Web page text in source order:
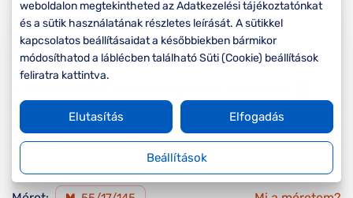
Korábbi ár: 22.000 Ft
Akciós ár: 15.400 Ft
Készleten
Online megvásárolható
weboldalon megtekintheted az Adatkezelési tájékoztatónkat
és a sütik használatának részletes leírását. A sütikkel
kapcsolatos beállításaidat a későbbiekben bármikor
módosíthatod a láblécben található Süti (Cookie) beállítások
feliratra kattintva.
Beállítások
Elutasítás Elfogadás